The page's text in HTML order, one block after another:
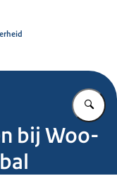
bij Woo-